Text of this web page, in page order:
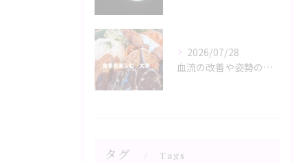
2026/07/28
血流の改善や姿勢の調整が、日々の健康を支える鍵。
タグ Tags